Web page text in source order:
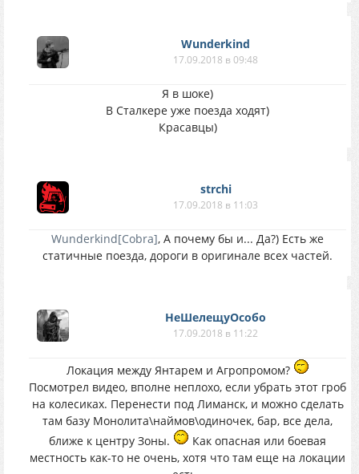
Wunderkind
17.09.2018 в 09:48
Я в шоке)
В Сталкере уже поезда ходят)
Красавцы)
strchi
17.09.2018 в 11:03
Wunderkind[Cobra], А почему бы и... Да?) Есть же
статичные поезда, дороги в оригинале всех частей.
НеШелещуОсобо
17.09.2018 в 11:22
Локация между Янтарем и Агропромом?
Посмотрел видео, вполне неплохо, если убрать этот гроб
на колесиках. Перенести под Лиманск, и можно сделать
там базу Монолита\наймов\одиночек, бар, все дела,
ближе к центру Зоны.
Как опасная или боевая
местность как-то не очень, хотя что там еще на локации